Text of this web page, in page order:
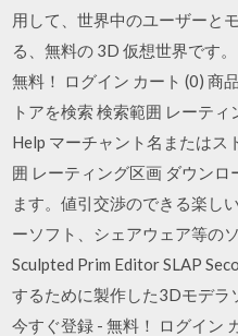
用して、世界中のユーザーと
る、無料の 3D 仮想世界です
無料！ ログイン カート (0) 商
トアを検索 検索範囲 レーテ
Help マーチャント名またはス
囲 レーティング区画 ダウン
ます。値引交渉のできる楽し
ーソフト、シェアウェア等の
Sculpted Prim Editor SLAP
するために製作した3Dモデラ
今すぐ登録 - 無料！ ログイン